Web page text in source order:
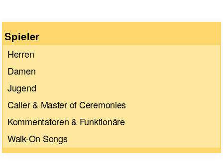
Spieler
Herren
Damen
Jugend
Caller & Master of Ceremonies
Kommentatoren & Funktionäre
Walk-On Songs